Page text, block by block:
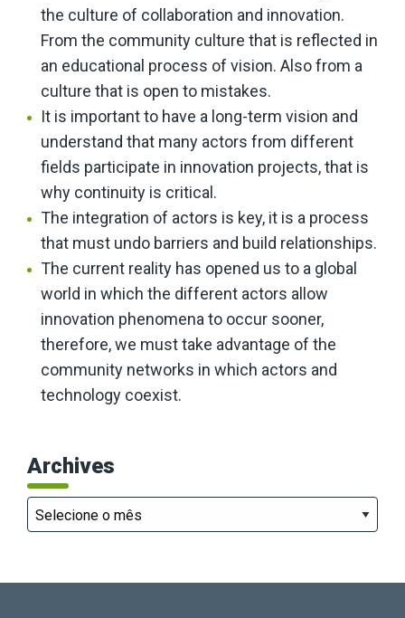
the culture of collaboration and innovation.
From the community culture that is reflected in
an educational process of vision. Also from a
culture that is open to mistakes.
It is important to have a long-term vision and
understand that many actors from different
fields participate in innovation projects, that is
why continuity is critical.
The integration of actors is key, it is a process
that must undo barriers and build relationships.
The current reality has opened us to a global
world in which the different actors allow
innovation phenomena to occur sooner,
therefore, we must take advantage of the
community networks in which actors and
technology coexist.
Archives
Archives